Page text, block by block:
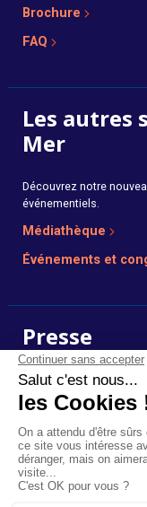
Brochure
FAQ
Les autres
Mer
Découvrez notre
événementiels.
Médiathèque
Événements et
Presse
Photos, dossiers et
Voir l’espace